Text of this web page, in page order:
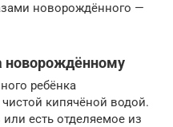
новорождённого —
новорождённому
ребёнка
кипячёной водой.
есть отделяемое из